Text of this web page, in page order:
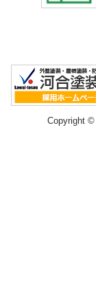
Copyright ©